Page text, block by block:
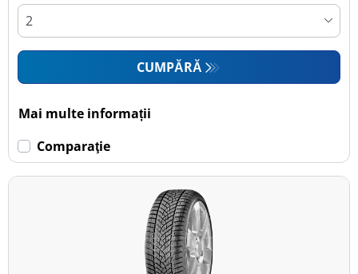
CUMPĂRĂ
Mai multe informații
Comparaţie